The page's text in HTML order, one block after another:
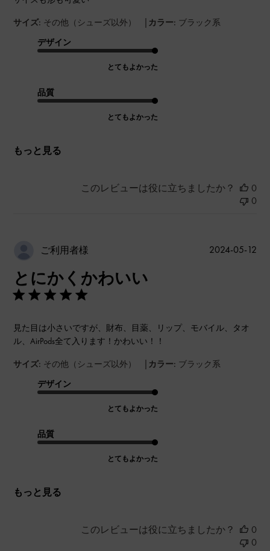
サイズ: その他（シューズ以外） | カラー: ブラック系
デザイン
とてもよかった
品質
とてもよかった
もっと見る
このレビューは役に立ちましたか？
0
0
ご利用者様
とにかくかわいい
見た目は小さいですが、財布、目薬、リップ、モバイル、タオ
ル、AirPods全て入ります！かわいい！！
サイズ: その他（シューズ以外） | カラー: ブラック系
デザイン
とてもよかった
品質
とてもよかった
もっと見る
公
2024-05-12
このレビューは役に立ちましたか？
0
0